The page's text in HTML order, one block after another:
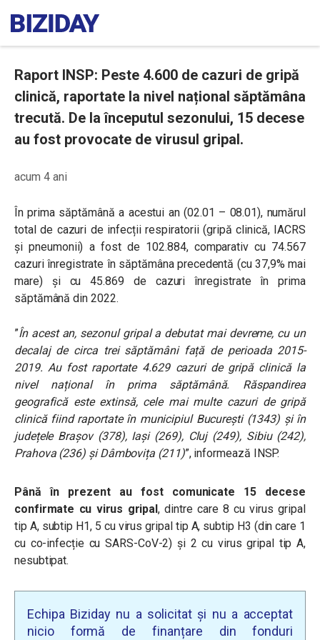
Raport INSP: Peste 4.600 de cazuri de gripă
clinică, raportate la nivel național săptămâna
trecută. De la începutul sezonului, 15 decese
au fost provocate de virusul gripal.
acum 4 ani
În prima săptămână a acestui an (02.01 – 08.01), numărul
total de cazuri de infecții respiratorii (gripă clinică, IACRS
și pneumonii) a fost de 102.884, comparativ cu 74.567
cazuri înregistrate în săptămâna precedentă (cu 37,9% mai
mare) și cu 45.869 de cazuri înregistrate în prima
săptămână din 2022.
”În acest an, sezonul gripal a debutat mai devreme, cu un
decalaj de circa trei săptămâni față de perioada 2015-
2019. Au fost raportate 4.629 cazuri de gripă clinică la
nivel național în prima săptămână. Răspandirea
geografică este extinsă, cele mai multe cazuri de gripă
clinică fiind raportate în municipiul București (1343) și în
județele Brașov (378), Iași (269), Cluj (249), Sibiu (242),
Prahova (236) și Dâmbovița (211)”, informează INSP.
Până în prezent au fost comunicate 15 decese
confirmate cu virus gripal, dintre care 8 cu virus gripal
tip A, subtip H1, 5 cu virus gripal tip A, subtip H3 (din care 1
cu co-infecție cu SARS-CoV-2) și 2 cu virus gripal tip A,
nesubtipat.
Echipa Biziday nu a solicitat și nu a acceptat
nicio formă de finanțare din fonduri